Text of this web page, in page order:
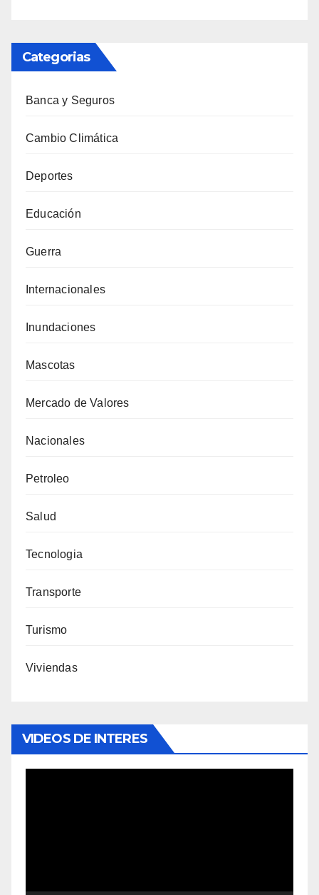
Categorias
Banca y Seguros
Cambio Climática
Deportes
Educación
Guerra
Internacionales
Inundaciones
Mascotas
Mercado de Valores
Nacionales
Petroleo
Salud
Tecnologia
Transporte
Turismo
Viviendas
VIDEOS DE INTERES